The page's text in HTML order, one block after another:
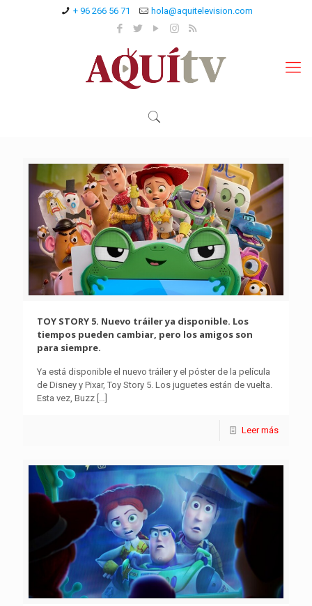
+ 96 266 56 71 hola@aquitelevision.com
TOY STORY 5. Nuevo tráiler ya disponible. Los
tiempos pueden cambiar, pero los amigos son
para siempre.
Ya está disponible el nuevo tráiler y el póster de la película
de Disney y Pixar, Toy Story 5. Los juguetes están de vuelta.
Esta vez, Buzz […]
Leer más